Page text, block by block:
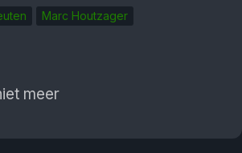
Marc Houtzager
meer